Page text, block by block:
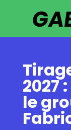
2027
le